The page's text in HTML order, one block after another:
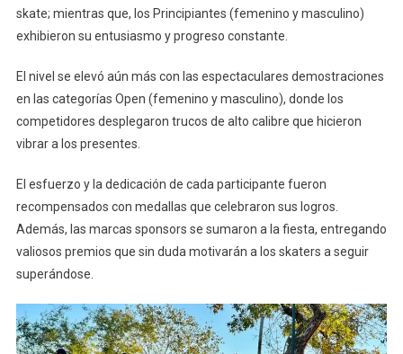
skate; mientras que, los Principiantes (femenino y masculino)
exhibieron su entusiasmo y progreso constante.
El nivel se elevó aún más con las espectaculares demostraciones
en las categorías Open (femenino y masculino), donde los
competidores desplegaron trucos de alto calibre que hicieron
vibrar a los presentes.
El esfuerzo y la dedicación de cada participante fueron
recompensados con medallas que celebraron sus logros.
Además, las marcas sponsors se sumaron a la fiesta, entregando
valiosos premios que sin duda motivarán a los skaters a seguir
superándose.